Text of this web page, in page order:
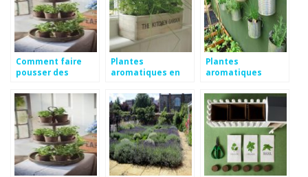
Comment faire
pousser des
aromatiques
Plantes
aromatiques en
Plantes
aromatiques